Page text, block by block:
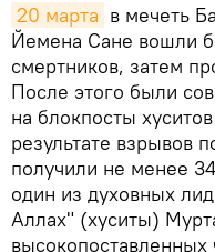
20 марта в мечеть
Йемена Сане вошли
смертников, затем
После этого были
на блокпосты
результате взрывов
получили не менее
один из духовных
Аллах" (хуситы)
высокопоставленных